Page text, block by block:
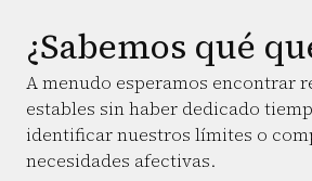
¿Sabemos qué
A menudo esperamos encontrar
estables sin haber dedicado
identificar nuestros límites o
necesidades afectivas.